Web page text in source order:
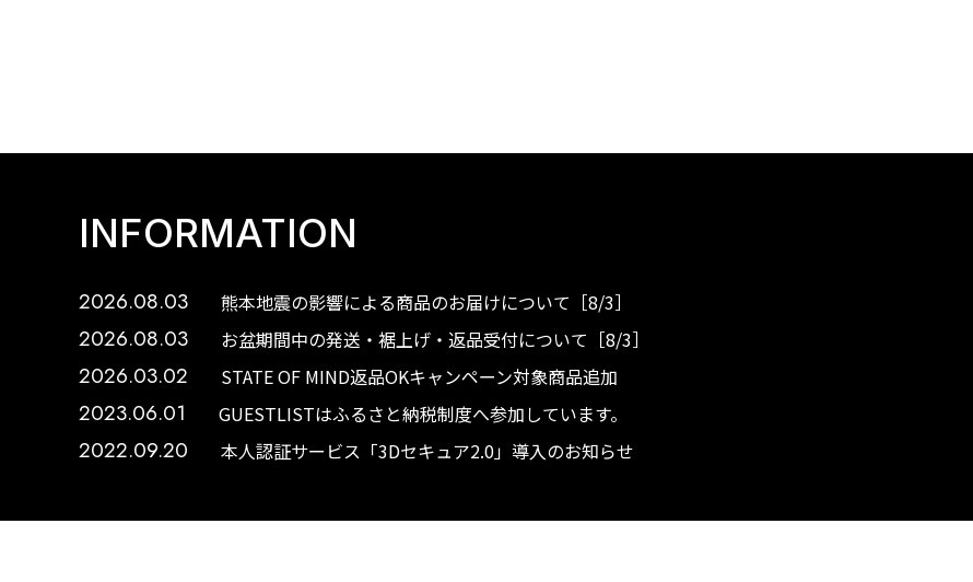
INFORMATION
2026.08.03 熊本地震の影響による商品のお届けについて［8/3］
2026.08.03 お盆期間中の発送・裾上げ・返品受付について［8/3］
2026.03.02 STATE OF MIND返品OKキャンペーン対象商品追加
2023.06.01 GUESTLISTはふるさと納税制度へ参加しています。
2022.09.20 本人認証サービス「3Dセキュア2.0」導入のお知らせ